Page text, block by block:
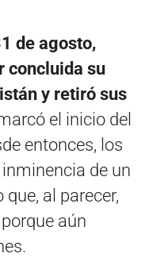
de agosto,
concluida su
y retiró sus
el inicio del
entonces, los
de un
al parecer,
aún